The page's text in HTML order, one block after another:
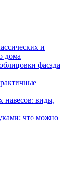
и
дома
фасада
навесов: виды,
что можно